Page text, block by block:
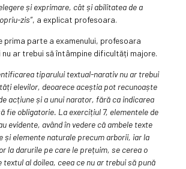
și exprimare, cât și abilitatea de a
zis”, a explicat profesoara.
prima parte a examenului, profesoara
nu ar trebui să întâmpine dificultăți majore.
tiparului textual-narativ nu ar trebui
elevilor, deoarece aceștia pot recunoaște
acțiune și a unui narator, fără ca indicarea
fie obligatorie. La exercițiul 7, elementele de
evidente, având în vedere că ambele texte
și elemente naturale precum arborii, iar la
la darurile pe care le prețuim, se cerea o
textul al doilea, ceea ce nu ar trebui să pună